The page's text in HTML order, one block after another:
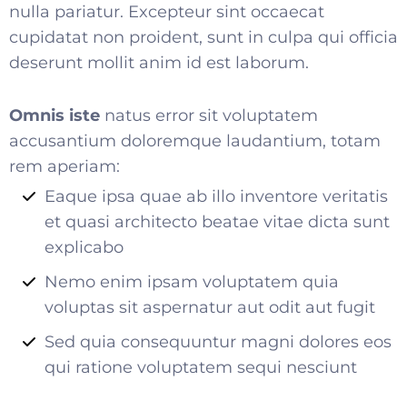
nulla pariatur. Excepteur sint occaecat
cupidatat non proident, sunt in culpa qui officia
deserunt mollit anim id est laborum.
Omnis iste natus error sit voluptatem
accusantium doloremque laudantium, totam
rem aperiam:
Eaque ipsa quae ab illo inventore veritatis
et quasi architecto beatae vitae dicta sunt
explicabo
Nemo enim ipsam voluptatem quia
voluptas sit aspernatur aut odit aut fugit
Sed quia consequuntur magni dolores eos
qui ratione voluptatem sequi nesciunt